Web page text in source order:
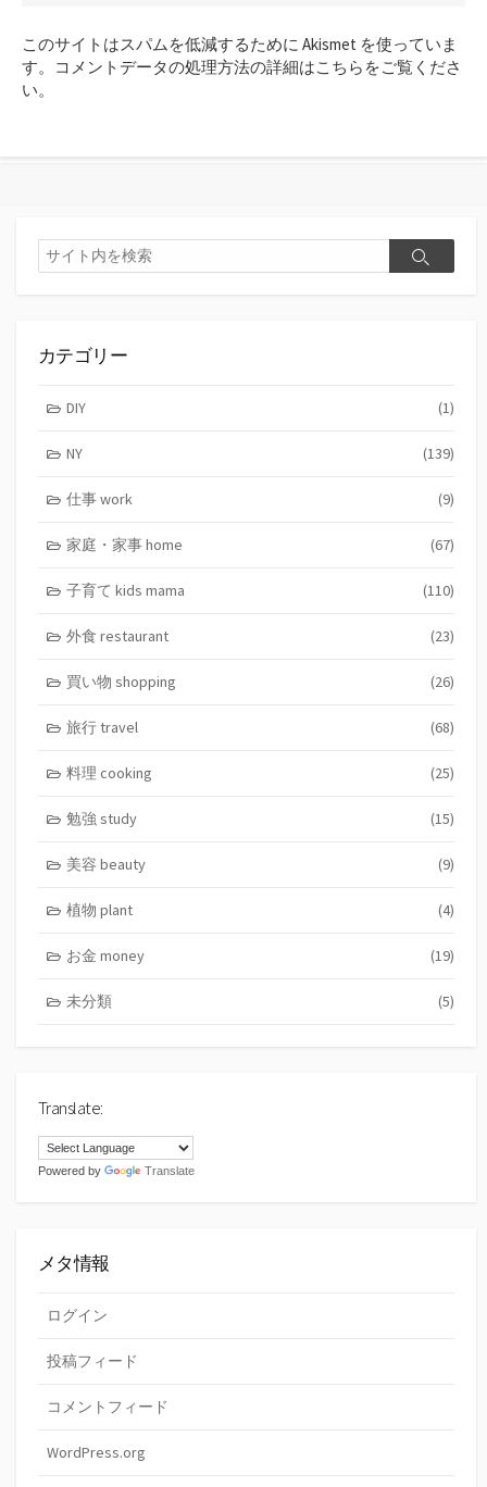
す
る
このサイトはスパムを低減するために Akismet を使っていま
す。
コメントデータの処理方法の詳細はこちらをご覧くださ
い。
検
索
検
カテゴリー
DIY (1)
NY (139)
仕事 work (9)
家庭・家事 home (67)
子育て kids mama (110)
外食 restaurant (23)
買い物 shopping (26)
旅行 travel (68)
料理 cooking (25)
勉強 study (15)
美容 beauty (9)
植物 plant (4)
お金 money (19)
未分類 (5)
Translate:
Powered by Translate
メタ情報
ログイン
投稿フィード
コメントフィード
WordPress.org